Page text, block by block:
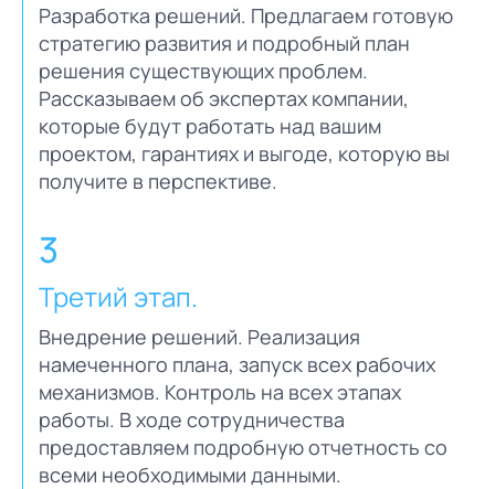
Разработка решений. Предлагаем готовую
стратегию развития и подробный план
решения существующих проблем.
Рассказываем об экспертах компании,
которые будут работать над вашим
проектом, гарантиях и выгоде, которую вы
получите в перспективе.
3
Третий этап.
Внедрение решений. Реализация
намеченного плана, запуск всех рабочих
механизмов. Контроль на всех этапах
работы. В ходе сотрудничества
предоставляем подробную отчетность со
всеми необходимыми данными.